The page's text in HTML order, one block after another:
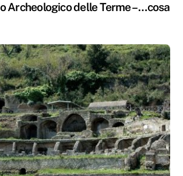
Archeologico delle Terme – …cosa